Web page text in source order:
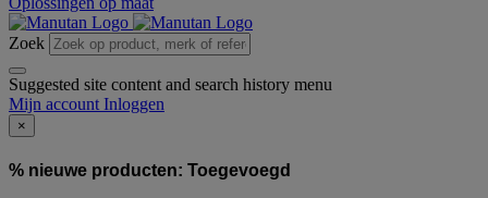
Zoek
Suggested site content and search history menu
Mijn account Inloggen
×
% nieuwe producten: Toegevoegd